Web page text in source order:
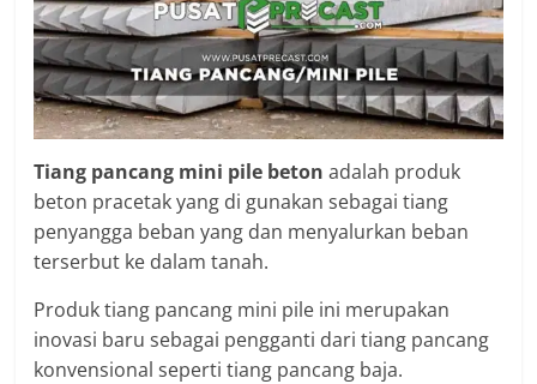
Tiang pancang mini pile beton adalah produk
beton pracetak yang di gunakan sebagai tiang
penyangga beban yang dan menyalurkan beban
terserbut ke dalam tanah.
Produk tiang pancang mini pile ini merupakan
inovasi baru sebagai pengganti dari tiang pancang
konvensional seperti tiang pancang baja.